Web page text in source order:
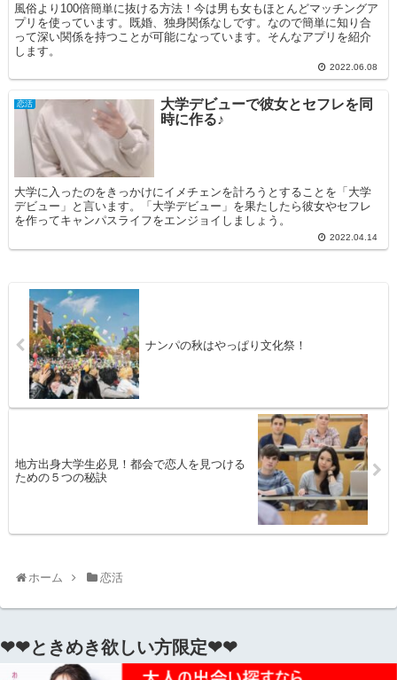
風俗より100倍簡単に抜ける方法！今は男も女もほとんどマッチングア
プリを使っています。既婚、独身関係なしです。なので簡単に知り合
って深い関係を持つことが可能になっています。そんなアプリを紹介
します。
2022.06.08
恋活
大学デビューで彼女とセフレを同
時に作る♪
大学に入ったのをきっかけにイメチェンを計ろうとすることを「大学
デビュー」と言います。「大学デビュー」を果たしたら彼女やセフレ
を作ってキャンパスライフをエンジョイしましょう。
2022.04.14
ナンパの秋はやっぱり文化祭！
地方出身大学生必見！都会で恋人を見つける
ための５つの秘訣
ホーム 恋活
❤❤ときめき欲しい方限定❤❤